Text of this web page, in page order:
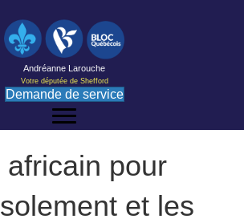
Andréanne Larouche
Votre députée de Shefford
Demande de service
africain pour
et les